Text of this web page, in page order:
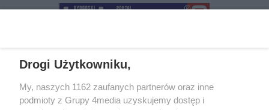
+48 52 5812666
Drogi Użytkowniku,
My, naszych 1162 zaufanych partnerów oraz inne
podmioty z Grupy 4media uzyskujemy dostęp i